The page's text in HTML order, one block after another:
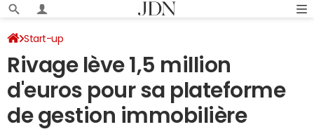
Start-up
Rivage lève 1,5 million
d'euros pour sa plateforme
de gestion immobilière